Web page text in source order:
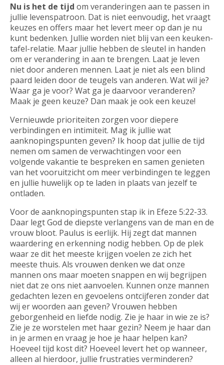
Nu is het de tijd om veranderingen aan te passen in
jullie levenspatroon. Dat is niet eenvoudig, het vraagt
keuzes en offers maar het levert meer op dan je nu
kunt bedenken. Jullie worden niet blij van een keuken-
tafel-relatie. Maar jullie hebben de sleutel in handen
om er verandering in aan te brengen. Laat je leven
niet door anderen mennen. Laat je niet als een blind
paard leiden door de teugels van anderen. Wat wil je?
Waar ga je voor? Wat ga je daarvoor veranderen?
Maak je geen keuze? Dan maak je ook een keuze!
Vernieuwde prioriteiten zorgen voor diepere
verbindingen en intimiteit. Mag ik jullie wat
aanknopingspunten geven? Ik hoop dat jullie de tijd
nemen om samen de verwachtingen voor een
volgende vakantie te bespreken en samen genieten
van het vooruitzicht om meer verbindingen te leggen
en jullie huwelijk op te laden in plaats van jezelf te
ontladen.
Voor de aanknopingspunten stap ik in Efeze 5:22-33.
Daar legt God de diepste verlangens van de man en de
vrouw bloot. Paulus is eerlijk. Hij zegt dat mannen
waardering en erkenning nodig hebben. Op de plek
waar ze dit het meeste krijgen voelen ze zich het
meeste thuis. Als vrouwen denken we dat onze
mannen ons maar moeten snappen en wij begrijpen
niet dat ze ons niet aanvoelen. Kunnen onze mannen
gedachten lezen en gevoelens ontcijferen zonder dat
wij er woorden aan geven? Vrouwen hebben
geborgenheid en liefde nodig. Zie je haar in wie ze is?
Zie je ze worstelen met haar gezin? Neem je haar dan
in je armen en vraag je hoe je haar helpen kan?
Hoeveel tijd kost dit? Hoeveel levert het op wanneer,
alleen al hierdoor, jullie frustraties verminderen?